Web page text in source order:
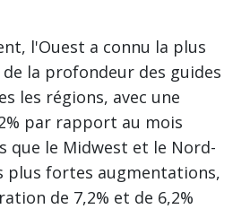
l'Ouest a connu la plus
la profondeur des guides
les régions, avec une
par rapport au mois
que le Midwest et le Nord-
plus fortes augmentations,
de 7,2% et de 6,2%